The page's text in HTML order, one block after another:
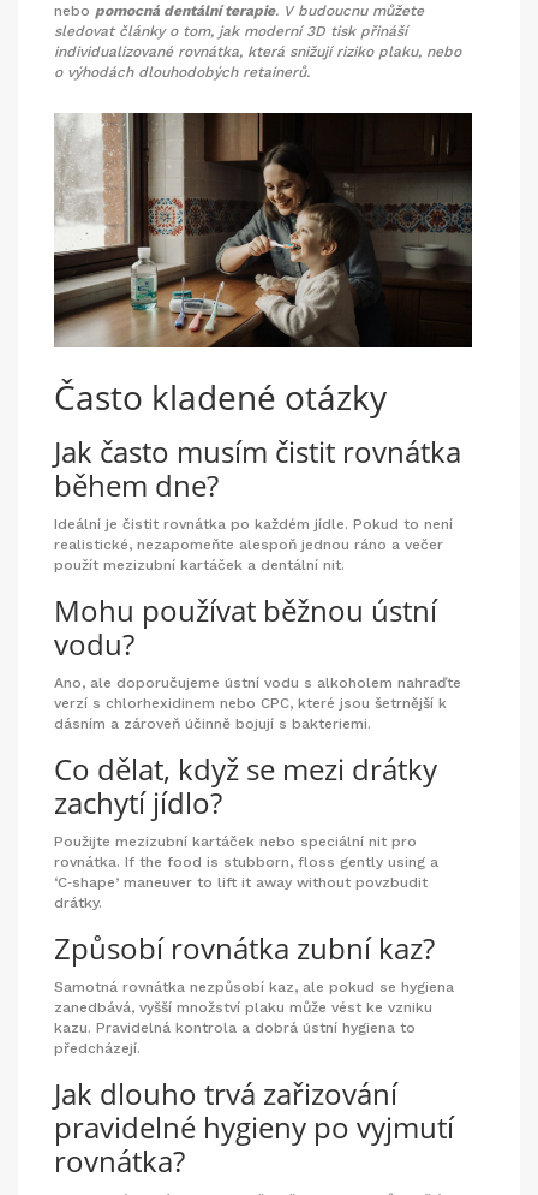
nebo pomocná dentální terapie. V budoucnu můžete
sledovat články o tom, jak moderní 3D tisk přináší
individualizované rovnátka, která snižují riziko plaku, nebo
o výhodách dlouhodobých retainerů.
Často kladené otázky
Jak často musím čistit rovnátka
během dne?
Ideální je čistit rovnátka po každém jídle. Pokud to není
realistické, nezapomeňte alespoň jednou ráno a večer
použít mezizubní kartáček a dentální nit.
Mohu používat běžnou ústní
vodu?
Ano, ale doporučujeme ústní vodu s alkoholem nahraďte
verzí s chlorhexidinem nebo CPC, které jsou šetrnější k
dásním a zároveň účinně bojují s bakteriemi.
Co dělat, když se mezi drátky
zachytí jídlo?
Použijte mezizubní kartáček nebo speciální nit pro
rovnátka. If the food is stubborn, floss gently using a
‘C‑shape’ maneuver to lift it away without povzbudit
drátky.
Způsobí rovnátka zubní kaz?
Samotná rovnátka nezpůsobí kaz, ale pokud se hygiena
zanedbává, vyšší množství plaku může vést ke vzniku
kazu. Pravidelná kontrola a dobrá ústní hygiena to
předcházejí.
Jak dlouho trvá zařizování
pravidelné hygieny po vyjmutí
rovnátka?